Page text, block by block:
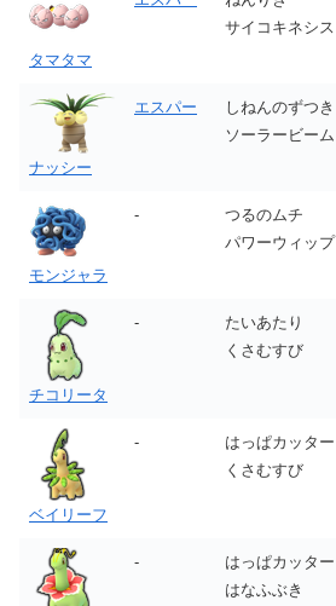
タマタマ
サイコキネシス
ナッシー
エスパー
しねんのずつき
ソーラービーム
モンジャラ
-
つるのムチ
パワーウィップ
チコリータ
-
たいあたり
くさむすび
ベイリーフ
-
はっぱカッター
くさむすび
-
はっぱカッター
はなふぶき